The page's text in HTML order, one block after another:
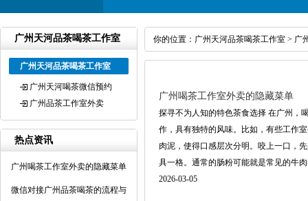
广州天河品茶喝茶工作室
广州天河品茶喝茶工作室
广州天河喝茶微信预约
广州品茶工作室外卖
热点资讯
广州喝茶工作室外卖的隐藏菜单
微信对接广州品茶喝茶的流程与
你的位置： 广州天河品茶喝茶工作室 > 广
广州喝茶工作室外卖的隐藏菜单
探寻不为人知的特色茶食选择 在广州，
作，具有独特的风味。比如，有些工作
肉泥，使得口感层次分明。咬上一口，
具一格。通常的肠粉可能就是常见的牛
2026-03-05